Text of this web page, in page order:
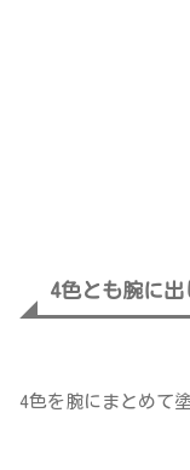
4色とも腕に出
4色を腕にまとめて